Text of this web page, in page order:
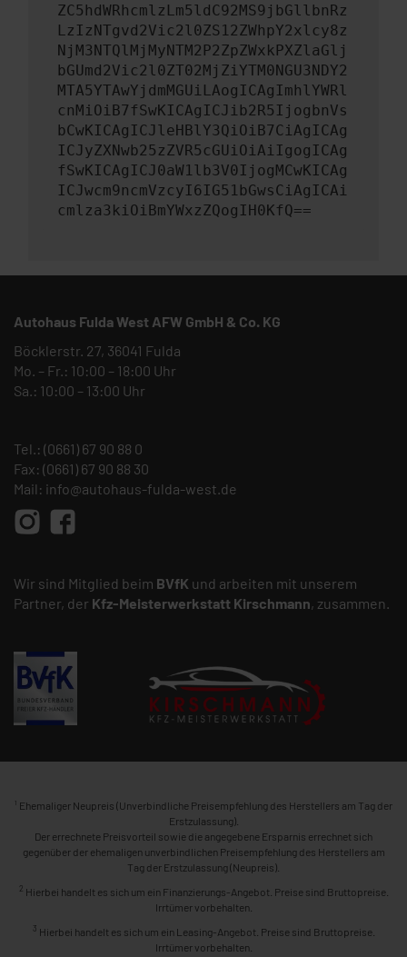
ZC5hdWRhcmlzLm5ldC92MS9jbGllbnRz
LzIzNTgvd2Vic2l0ZS12ZWhpY2xlcy8z
NjM3NTQlMjMyNTM2P2ZpZWxkPXZlaGlj
bGUmd2Vic2l0ZT02MjZiYTM0NGU3NDY2
MTA5YTAwYjdmMGUiLAogICAgImhlYWRl
cnMiOiB7fSwKICAgICJib2R5IjogbnVs
bCwKICAgICJleHBlY3QiOiB7CiAgICAg
ICJyZXNwb25zZVR5cGUiOiAiIgogICAg
fSwKICAgICJ0aW1lb3V0IjogMCwKICAg
ICJwcm9ncmVzcyI6IG51bGwsCiAgICAi
cmlza3kiOiBmYWxzZQogIH0KfQ==
Autohaus Fulda West AFW GmbH & Co. KG
Böcklerstr. 27, 36041 Fulda
Mo. – Fr.: 10:00 – 18:00 Uhr
Sa.: 10:00 – 13:00 Uhr
Tel.: (0661) 67 90 88 0
Fax: (0661) 67 90 88 30
Mail: info@autohaus-fulda-west.de
Wir sind Mitglied beim BVfK und arbeiten mit unserem
Partner, der Kfz-Meisterwerkstatt Kirschmann, zusammen.
1 Ehemaliger Neupreis (Unverbindliche Preisempfehlung des Herstellers am Tag der
Erstzulassung).
Der errechnete Preisvorteil sowie die angegebene Ersparnis errechnet sich
gegenüber der ehemaligen unverbindlichen Preisempfehlung des Herstellers am
Tag der Erstzulassung (Neupreis).
2 Hierbei handelt es sich um ein Finanzierungs-Angebot. Preise sind Bruttopreise.
Irrtümer vorbehalten.
3 Hierbei handelt es sich um ein Leasing-Angebot. Preise sind Bruttopreise.
Irrtümer vorbehalten.